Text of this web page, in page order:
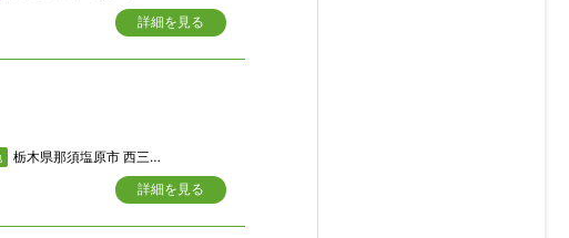
詳細を見る
栃木県那須塩原市 西三島７丁目287-1
詳細を見る